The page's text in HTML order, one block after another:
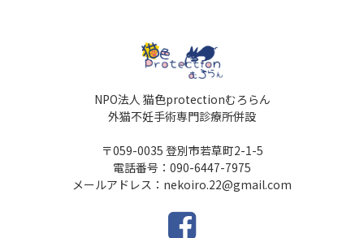
NPO法人 猫色protectionむろらん
外猫不妊手術専門診療所併設
〒059-0035 登別市若草町2-1-5
電話番号：090-6447-7975
メールアドレス：nekoiro.22@gmail.com